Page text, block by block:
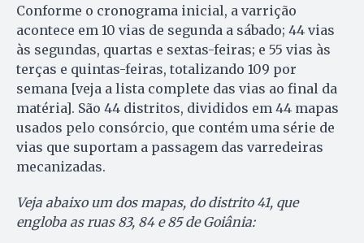
Conforme o cronograma inicial, a varrição
acontece em 10 vias de segunda a sábado; 44 vias
às segundas, quartas e sextas-feiras; e 55 vias às
terças e quintas-feiras, totalizando 109 por
semana [veja a lista complete das vias ao final da
matéria]. São 44 distritos, divididos em 44 mapas
usados pelo consórcio, que contém uma série de
vias que suportam a passagem das varredeiras
mecanizadas.
Veja abaixo um dos mapas, do distrito 41, que
engloba as ruas 83, 84 e 85 de Goiânia: